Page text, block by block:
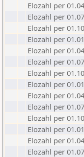
Elozahl per
Elozahl per
Elozahl per
Elozahl per
Elozahl per
Elozahl per
Elozahl per
Elozahl per
Elozahl per
Elozahl per
Elozahl per
Elozahl per
Elozahl per
Elozahl per